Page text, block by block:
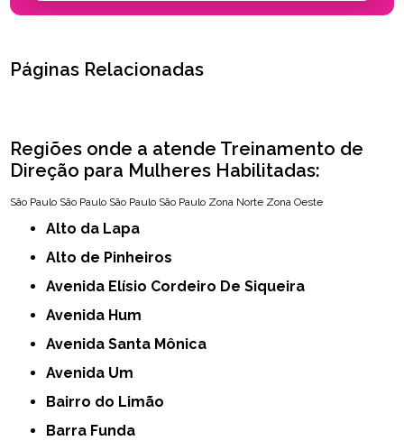
Páginas Relacionadas
Regiões onde a atende Treinamento de
Direção para Mulheres Habilitadas:
São Paulo São Paulo São Paulo São Paulo Zona Norte Zona Oeste
Alto da Lapa
Alto de Pinheiros
Avenida Elísio Cordeiro De Siqueira
Avenida Hum
Avenida Santa Mônica
Avenida Um
Bairro do Limão
Barra Funda